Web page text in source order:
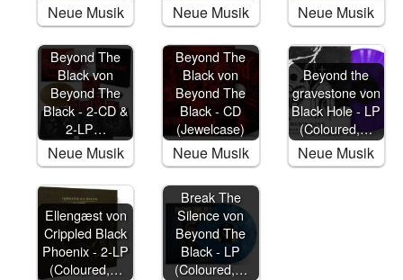
Neue Musik Neue Musik Neue Musik
Beyond The
Black von
Beyond The
Black - 2-CD &
2-LP…
Neue Musik
Beyond The
Black von
Beyond The
Black - CD
(Jewelcase)
Neue Musik
Beyond the
gravestone von
Black Hole - LP
(Coloured,…
Neue Musik
Ellengæst von
Crippled Black
Phoenix - 2-LP
(Coloured,…
Break The
Silence von
Beyond The
Black - LP
(Coloured,…